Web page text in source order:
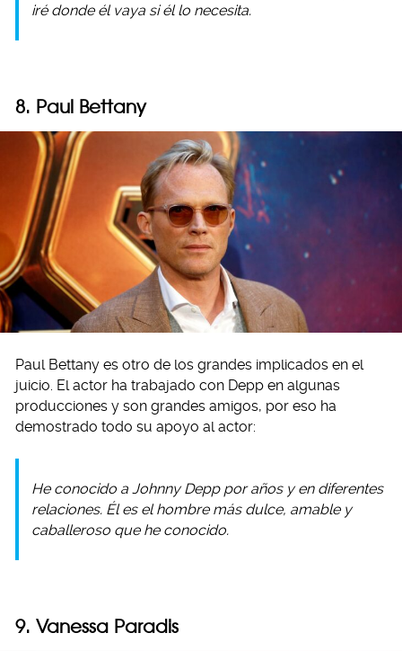
iré donde él vaya si él lo necesita.
8. Paul Bettany
Paul Bettany es otro de los grandes implicados en el
juicio. El actor ha trabajado con Depp en algunas
producciones y son grandes amigos, por eso ha
demostrado todo su apoyo al actor:
He conocido a Johnny Depp por años y en diferentes
relaciones. Él es el hombre más dulce, amable y
caballeroso que he conocido.
9. Vanessa Paradis